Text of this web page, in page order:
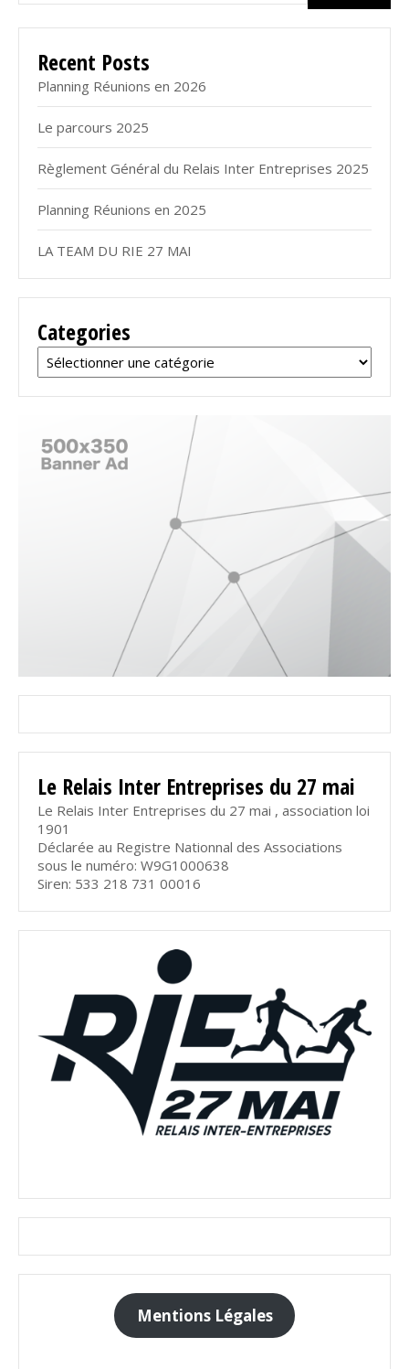
Recent Posts
Planning Réunions en 2026
Le parcours 2025
Règlement Général du Relais Inter Entreprises 2025
Planning Réunions en 2025
LA TEAM DU RIE 27 MAI
Categories
Categories
Le Relais Inter Entreprises du 27 mai
Le Relais Inter Entreprises du 27 mai , association loi
1901
Déclarée au Registre Nationnal des Associations
sous le numéro: W9G1000638
Siren: 533 218 731 00016
Mentions Légales